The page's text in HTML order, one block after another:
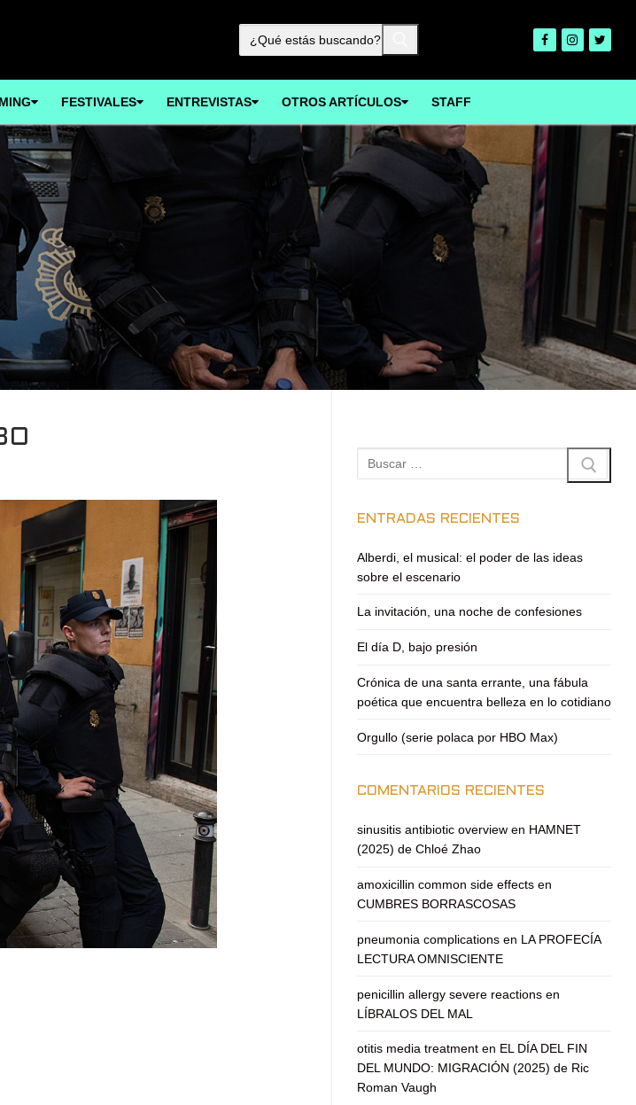
Buscar:
FESTIVALES ENTREVISTAS OTROS ARTÍCULOS STAFF
Buscar:
ENTRADAS RECIENTES
Alberdi, el musical: el poder de las ideas
sobre el escenario
La invitación, una noche de confesiones
El día D, bajo presión
Crónica de una santa errante, una fábula
poética que encuentra belleza en lo cotidiano
Orgullo (serie polaca por HBO Max)
COMENTARIOS RECIENTES
sinusitis antibiotic overview en HAMNET
(2025) de Chloé Zhao
amoxicillin common side effects en
CUMBRES BORRASCOSAS
pneumonia complications en LA PROFECÍA
LECTURA OMNISCIENTE
penicillin allergy severe reactions en
LÍBRALOS DEL MAL
otitis media treatment en EL DÍA DEL FIN
DEL MUNDO: MIGRACIÓN (2025) de Ric
Roman Vaugh